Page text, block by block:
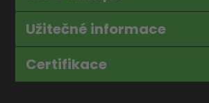
Užitečné informace
Certifikace